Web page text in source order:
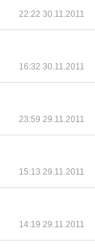
22:22 30.11.2011
16:32 30.11.2011
23:59 29.11.2011
15:13 29.11.2011
14:19 29.11.2011